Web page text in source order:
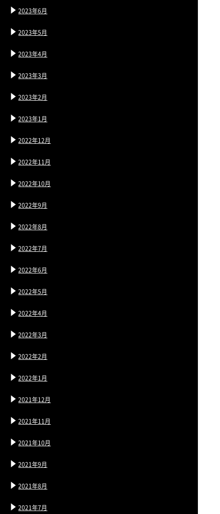
2023年6月
2023年5月
2023年4月
2023年3月
2023年2月
2023年1月
2022年12月
2022年11月
2022年10月
2022年9月
2022年8月
2022年7月
2022年6月
2022年5月
2022年4月
2022年3月
2022年2月
2022年1月
2021年12月
2021年11月
2021年10月
2021年9月
2021年8月
2021年7月